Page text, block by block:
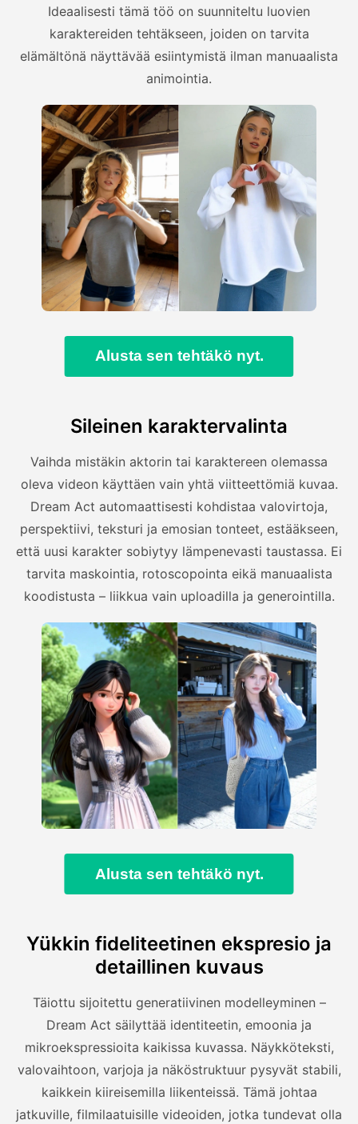
Ideaalisesti tämä töö on suunniteltu luovien
karaktereiden tehtäkseen, joiden on tarvita
elämältönä näyttävää esiintymistä ilman manuaalista
animointia.
Alusta sen tehtäkö nyt.
Sileinen karaktervalinta
Vaihda mistäkin aktorin tai karaktereen olemassa
oleva videon käyttäen vain yhtä viitteettömiä kuvaa.
Dream Act automaattisesti kohdistaa valovirtoja,
perspektiivi, teksturi ja emosian tonteet, estääkseen,
että uusi karakter sobiytyy lämpenevasti taustassa. Ei
tarvita maskointia, rotoscopointa eikä manuaalista
koodistusta – liikkua vain uploadilla ja generointilla.
Alusta sen tehtäkö nyt.
Yükkin fideliteetinen ekspresio ja
detaillinen kuvaus
Täiottu sijoitettu generatiivinen modelleyminen –
Dream Act säilyttää identiteetin, emoonia ja
mikroekspressioita kaikissa kuvassa. Näykköteksti,
valovaihtoon, varjoja ja näköstruktuur pysyvät stabili,
kaikkein kiireisemilla liikenteissä. Tämä johtaa
jatkuville, filmilaatuisille videoiden, jotka tundevat olla